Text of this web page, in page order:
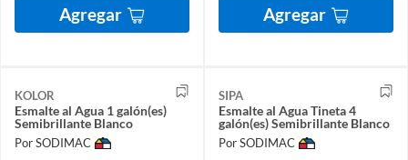
Agregar Agregar
KOLOR
Esmalte al Agua 1 galón(es)
Semibrillante Blanco
Por SODIMAC
SIPA
Esmalte al Agua Tineta 4
galón(es) Semibrillante Blanco
Por SODIMAC